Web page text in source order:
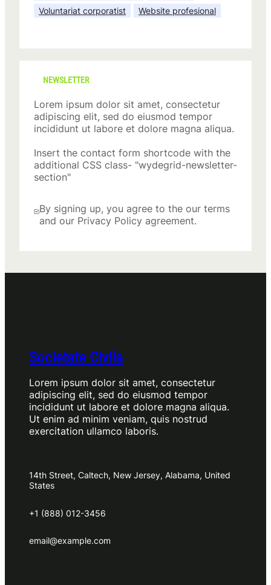
Voluntariat corporatist
Website profesional
NEWSLETTER
Lorem ipsum dolor sit amet, consectetur
adipiscing elit, sed do eiusmod tempor
incididunt ut labore et dolore magna aliqua.
Insert the contact form shortcode with the
additional CSS class- "wydegrid-newsletter-
section"
By signing up, you agree to the our terms
and our Privacy Policy agreement.
Societate Civila
Lorem ipsum dolor sit amet, consectetur
adipiscing elit, sed do eiusmod tempor
incididunt ut labore et dolore magna aliqua.
Ut enim ad minim veniam, quis nostrud
exercitation ullamco laboris.
14th Street, Caltech, New Jersey, Alabama, United
States
+1 (888) 012-3456
email@example.com